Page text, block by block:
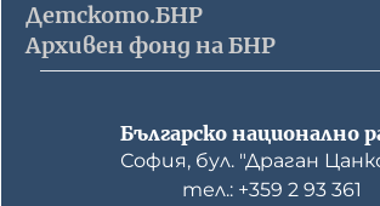
Детското.БНР
Архивен фонд на БНР
Българско национално
София, бул. "Драган
тел.: +359 2 93 361